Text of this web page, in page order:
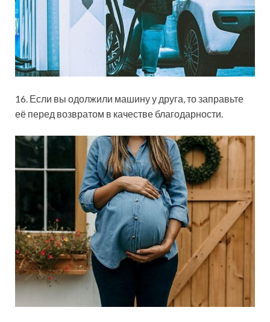
16. Если вы одолжили машину у друга, то заправьте
её перед возвратом в качестве благодарности.